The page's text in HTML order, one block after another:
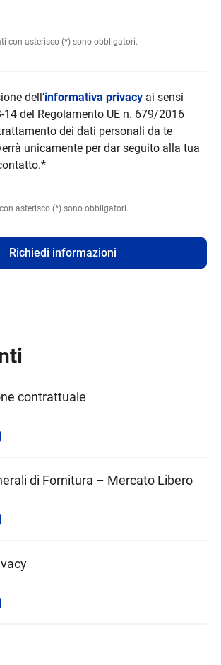
con asterisco (*) sono obbligatori.
dell’informativa privacy ai sensi
14 del Regolamento UE n. 679/2016
dei dati personali da te
unicamente per dar seguito alla tua
asterisco (*) sono obbligatori.
Richiedi informazioni
contrattuale
di Fornitura – Mercato Libero